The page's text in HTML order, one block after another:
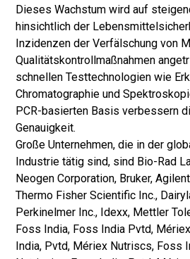
Dieses Wachstum wird auf
hinsichtlich der
Inzidenzen der Verfälschung von
Qualitätskontrollmaßnahmen
schnellen Testtechnologien wie
Chromatographie und
PCR-basierten Basis verbessern
Genauigkeit.
Große Unternehmen, die in der
Industrie tätig sind, sind Bio-Rad
Neogen Corporation, Bruker,
Thermo Fisher Scientific Inc.,
Perkinelmer Inc., Idexx, Mettler
Foss India, Foss India Pvtd,
India, Pvtd, Mériex Nutriscs, Foss